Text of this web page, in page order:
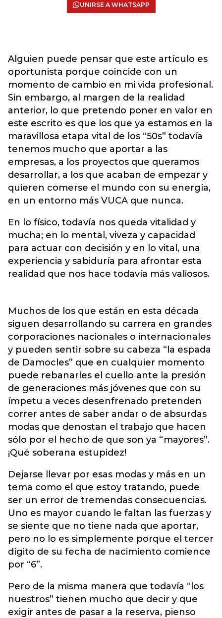
UNIRSE A WHATSAPP
Alguien puede pensar que este artículo es
oportunista porque coincide con un
momento de cambio en mi vida profesional.
Sin embargo, al margen de la realidad
anterior, lo que pretendo poner en valor en
este escrito es que los que ya estamos en la
maravillosa etapa vital de los “50s” todavía
tenemos mucho que aportar a las
empresas, a los proyectos que queramos
desarrollar, a los que acaban de empezar y
quieren comerse el mundo con su energía,
en un entorno más VUCA que nunca.
En lo físico, todavía nos queda vitalidad y
mucha; en lo mental, viveza y capacidad
para actuar con decisión y en lo vital, una
experiencia y sabiduría para afrontar esta
realidad que nos hace todavía más valiosos.
Muchos de los que están en esta década
siguen desarrollando su carrera en grandes
corporaciones nacionales o internacionales
y pueden sentir sobre su cabeza “la espada
de Damocles” que en cualquier momento
puede rebanarles el cuello ante la presión
de generaciones más jóvenes que con su
ímpetu a veces desenfrenado pretenden
correr antes de saber andar o de absurdas
modas que denostan el trabajo que hacen
sólo por el hecho de que son ya “mayores”.
¡Qué soberana estupidez!
Dejarse llevar por esas modas y más en un
tema como el que estoy tratando, puede
ser un error de tremendas consecuencias.
Uno es mayor cuando le faltan las fuerzas y
se siente que no tiene nada que aportar,
pero no lo es simplemente porque el tercer
dígito de su fecha de nacimiento comience
por “6”.
Pero de la misma manera que todavía “los
nuestros” tienen mucho que decir y que
exigir antes de pasar a la reserva, pienso